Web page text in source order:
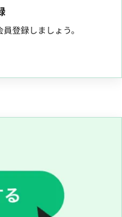
登録しましょう。